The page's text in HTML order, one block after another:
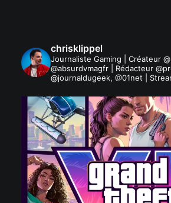
chrisklippel
Journaliste Gaming | Créateur
@absurdvmagfr | Rédacteur
@journaldugeek, @01net |